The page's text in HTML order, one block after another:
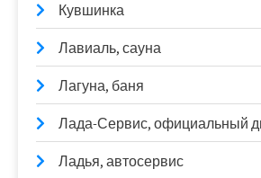
Кувшинка
Лавиаль, сауна
Лагуна, баня
Лада-Сервис, официальный
Ладья, автосервис